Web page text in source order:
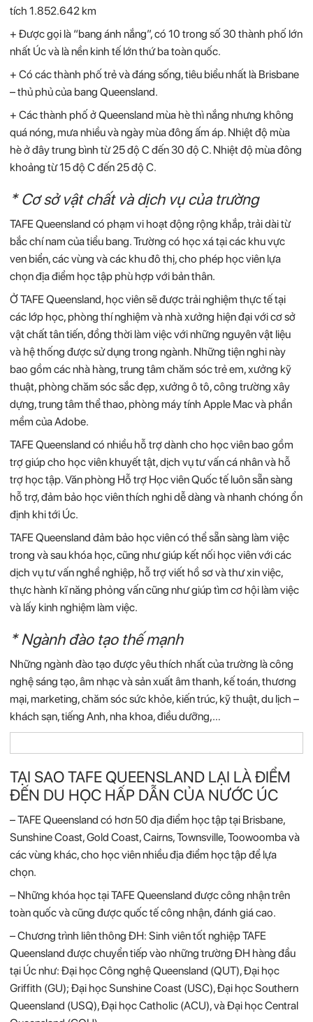
tích 1.852.642 km
+ Được gọi là “bang ánh nắng”, có 10 trong số 30 thành phố lớn
nhất Úc và là nền kinh tế lớn thứ ba toàn quốc.
+ Có các thành phố trẻ và đáng sống, tiêu biểu nhất là Brisbane
– thủ phủ của bang Queensland.
+ Các thành phố ở Queensland mùa hè thì nắng nhưng không
quá nóng, mưa nhiều và ngày mùa đông ấm áp. Nhiệt độ mùa
hè ở đây trung bình từ 25 độ C đến 30 độ C. Nhiệt độ mùa đông
khoảng từ 15 độ C đến 25 độ C.
* Cơ sở vật chất và dịch vụ của trường
TAFE Queensland có phạm vi hoạt động rộng khắp, trải dài từ
bắc chí nam của tiểu bang. Trường có học xá tại các khu vực
ven biển, các vùng và các khu đô thị, cho phép học viên lựa
chọn địa điểm học tập phù hợp với bản thân.
Ở TAFE Queensland, học viên sẽ được trải nghiệm thực tế tại
các lớp học, phòng thí nghiệm và nhà xưởng hiện đại với cơ sở
vật chất tân tiến, đồng thời làm việc với những nguyên vật liệu
và hệ thống được sử dụng trong ngành. Những tiện nghi này
bao gồm các nhà hàng, trung tâm chăm sóc trẻ em, xưởng kỹ
thuật, phòng chăm sóc sắc đẹp, xưởng ô tô, công trường xây
dựng, trung tâm thể thao, phòng máy tính Apple Mac và phần
mềm của Adobe.
TAFE Queensland có nhiều hỗ trợ dành cho học viên bao gồm
trợ giúp cho học viên khuyết tật, dịch vụ tư vấn cá nhân và hỗ
trợ học tập. Văn phòng Hỗ trợ Học viên Quốc tế luôn sẵn sàng
hỗ trợ, đảm bảo học viên thích nghi dễ dàng và nhanh chóng ổn
định khi tới Úc.
TAFE Queensland đảm bảo học viên có thể sẵn sàng làm việc
trong và sau khóa học, cũng như giúp kết nối học viên với các
dịch vụ tư vấn nghề nghiệp, hỗ trợ viết hồ sơ và thư xin việc,
thực hành kĩ năng phỏng vấn cũng như giúp tìm cơ hội làm việc
và lấy kinh nghiệm làm việc.
* Ngành đào tạo thế mạnh
Những ngành đào tạo được yêu thích nhất của trường là công
nghệ sáng tạo, âm nhạc và sản xuất âm thanh, kế toán, thương
mại, marketing, chăm sóc sức khỏe, kiến trúc, kỹ thuật, du lịch –
khách sạn, tiếng Anh, nha khoa, điều dưỡng,…
TẠI SAO TAFE QUEENSLAND LẠI LÀ ĐIỂM
ĐẾN DU HỌC HẤP DẪN CỦA NƯỚC ÚC
– TAFE Queensland có hơn 50 địa điểm học tập tại Brisbane,
Sunshine Coast, Gold Coast, Cairns, Townsville, Toowoomba và
các vùng khác, cho học viên nhiều địa điểm học tập để lựa
chọn.
– Những khóa học tại TAFE Queensland được công nhận trên
toàn quốc và cũng được quốc tế công nhận, đánh giá cao.
– Chương trình liên thông ĐH: Sinh viên tốt nghiệp TAFE
Queensland được chuyển tiếp vào những trường ĐH hàng đầu
tại Úc như: Đại học Công nghệ Queensland (QUT), Đại học
Griffith (GU); Đại học Sunshine Coast (USC), Đại học Southern
Queensland (USQ), Đại học Catholic (ACU), và Đại học Central